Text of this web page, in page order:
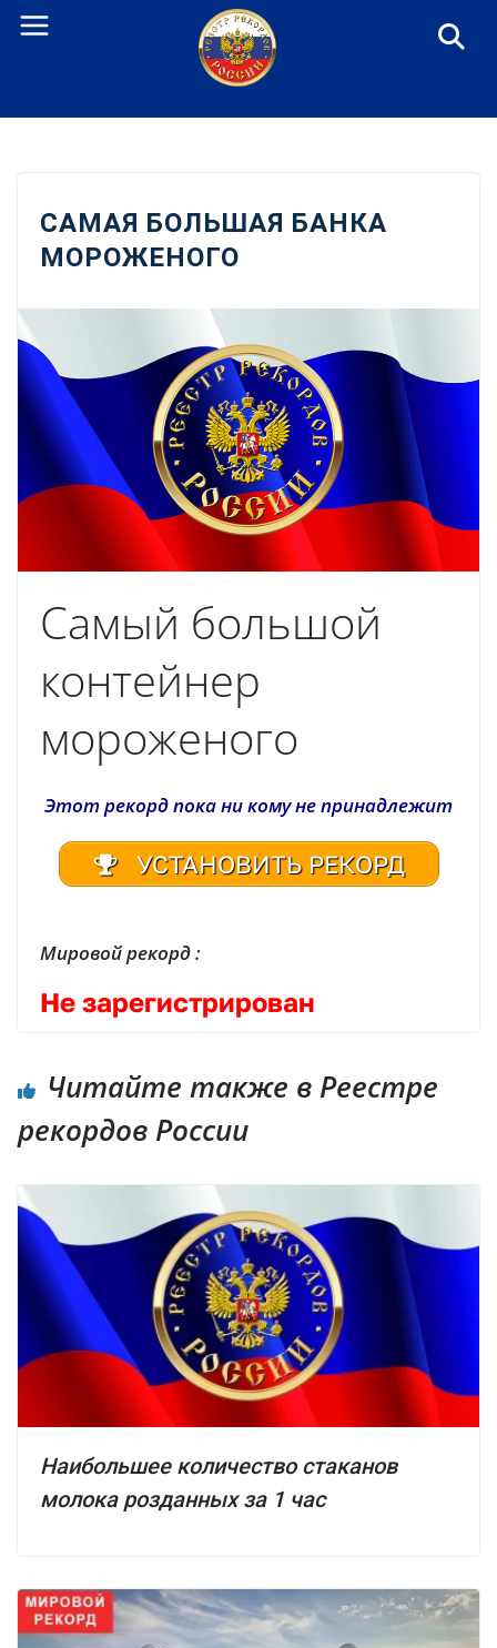
Перейти
САМАЯ БОЛЬШАЯ БАНКА
МОРОЖЕНОГО
Самый большой
контейнер
мороженого
Этот рекорд пока ни кому не принадлежит
УСТАНОВИТЬ РЕКОРД
Мировой рекорд :
Не зарегистрирован
Читайте также в Реестре
рекордов России
Наибольшее количество стаканов
молока розданных за 1 час